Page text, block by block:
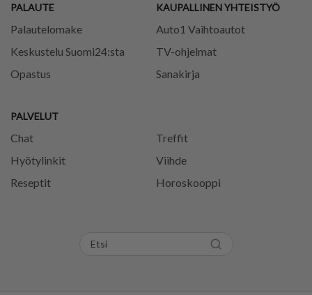
PALAUTE
Palautelomake
Keskustelu Suomi24:sta
Opastus
PALVELUT
Chat
Treffit
Hyötylinkit
Viihde
Reseptit
Horoskooppi
KAUPALLINEN YHTEISTYÖ
Auto1 Vaihtoautot
TV-ohjelmat
Sanakirja